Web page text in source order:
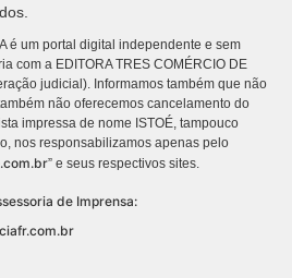
é um portal digital independente e sem
com a EDITORA TRES COMÉRCIO DE
judicial). Informamos também que não
não oferecemos cancelamento do
impressa de nome ISTOÉ, tampouco
nos responsabilizamos apenas pelo
” e seus respectivos sites.
de Imprensa: